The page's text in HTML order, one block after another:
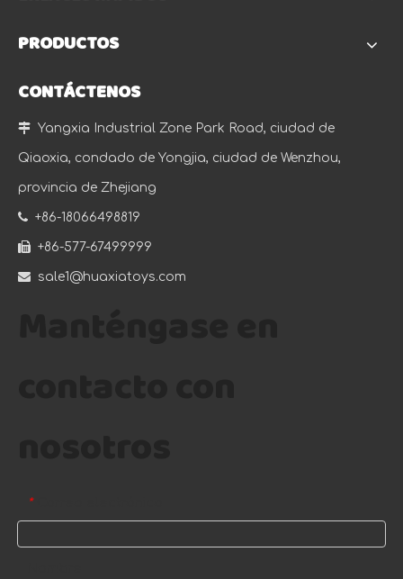
PRODUCTOS
CONTÁCTENOS
 Yangxia Industrial Zone Park Road, ciudad de
Qiaoxia, condado de Yongjia, ciudad de Wenzhou,
provincia de Zhejiang
 +86-18066498819
 +86-577-67499999
 sale1@huaxiatoys.com
*